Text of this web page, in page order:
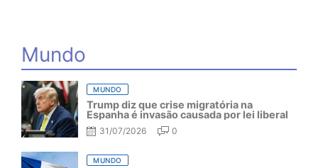
Mundo
MUNDO
Trump diz que crise migratória na
Espanha é invasão causada por lei liberal
31/07/2026 0
MUNDO